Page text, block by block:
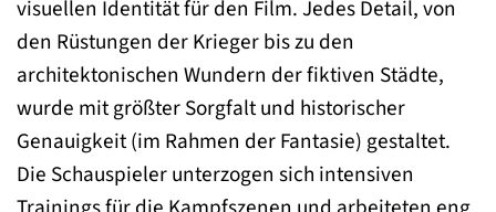
visuellen Identität für den Film. Jedes Detail, von
den Rüstungen der Krieger bis zu den
architektonischen Wundern der fiktiven Städte,
wurde mit größter Sorgfalt und historischer
Genauigkeit (im Rahmen der Fantasie) gestaltet.
Die Schauspieler unterzogen sich intensiven